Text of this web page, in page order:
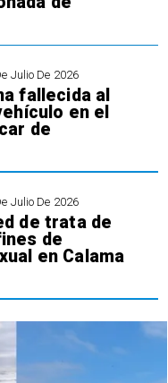
Julio De 2026
fallecida al
en el
de
Julio De 2026
de trata de
de
en Calama